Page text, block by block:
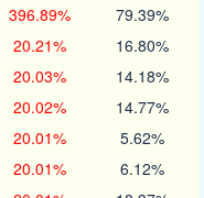
396.89% 79.39%
20.21% 16.80%
20.03% 14.18%
20.02% 14.77%
20.01% 5.62%
20.01% 6.12%